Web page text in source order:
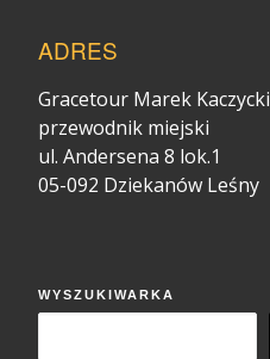
ADRES
Gracetour Marek Kaczycki
przewodnik miejski
ul. Andersena 8 lok.1
05-092 Dziekanów Leśny
WYSZUKIWARKA